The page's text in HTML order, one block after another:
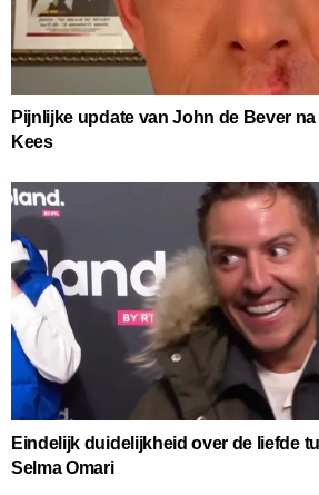
Pijnlijke update van John de Bever
Kees
Eindelijk duidelijkheid over de liefde
Selma Omari